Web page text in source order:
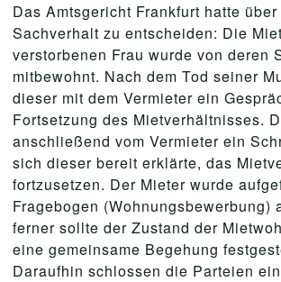
Das Amtsgericht Frankfurt hatte
Sachverhalt zu entscheiden: Die
verstorbenen Frau wurde von deren
mitbewohnt. Nach dem Tod seiner
dieser mit dem Vermieter ein
Fortsetzung des Mietverhältnisses.
anschließend vom Vermieter ein
sich dieser bereit erklärte, das
fortzusetzen. Der Mieter wurde
Fragebogen (Wohnungsbewerbung)
ferner sollte der Zustand der
eine gemeinsame Begehung
Daraufhin schlossen die Parteien